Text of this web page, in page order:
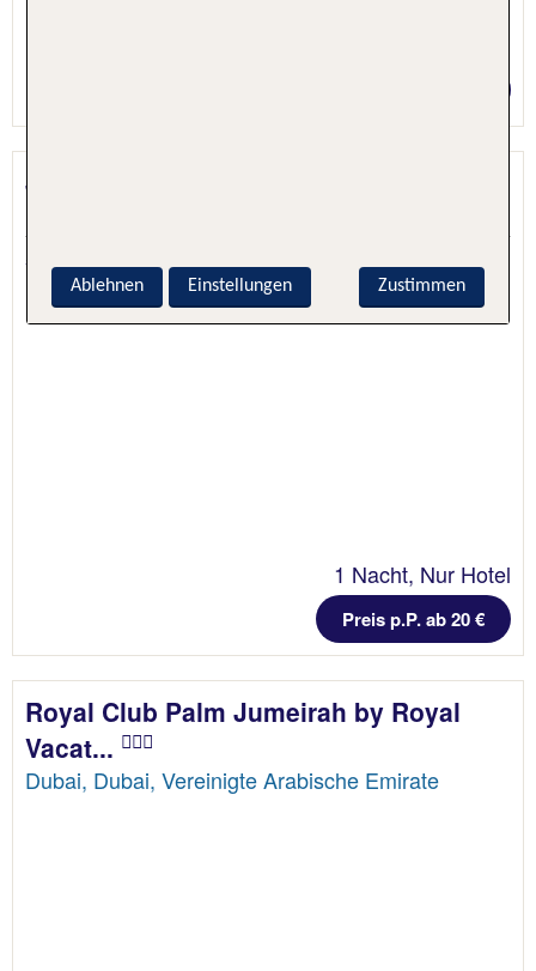
J5 Hotels Port Saeed
5.1 - 100 % Weiterempfehlung
1 Nacht, Nur Hotel
Preis p.P. ab 20 €
Royal Club Palm Jumeirah by Royal
Vacat...
Dubai, Dubai, Vereinigte Arabische Emirate
Zustimmen
Ablehnen Einstellungen